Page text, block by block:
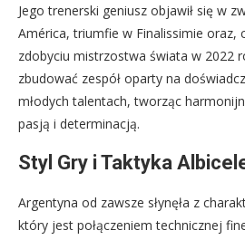
Jego trenerski geniusz objawił się w
América, triumfie w Finalissimie oraz,
zdobyciu mistrzostwa świata w 2022
zbudować zespół oparty na
młodych talentach, tworząc
pasją i determinacją.
Styl Gry i Taktyka
Argentyna od zawsze słynęła z
który jest połączeniem technicznej